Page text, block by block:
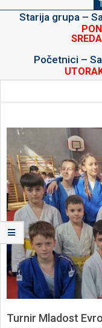
Starija grupa –
Početnici –
Turnir Mladost